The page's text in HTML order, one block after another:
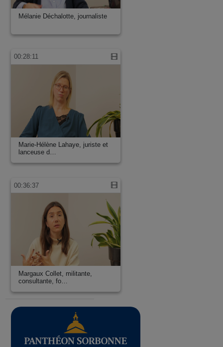
Mélanie Déchalotte, journaliste
00:28:11
Marie-Hélène Lahaye, juriste et
lanceuse d…
00:36:37
Margaux Collet, militante,
consultante, fo…